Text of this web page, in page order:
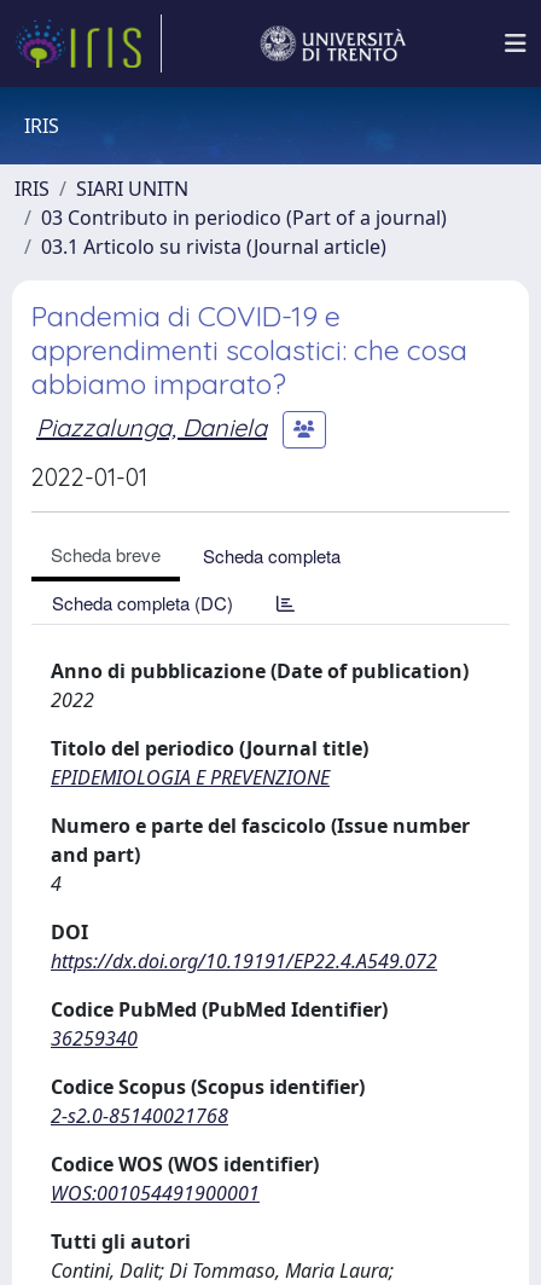
IRIS
IRIS
SIARI UNITN
03 Contributo in periodico (Part of a journal)
03.1 Articolo su rivista (Journal article)
Pandemia di COVID-19 e
apprendimenti scolastici: che cosa
abbiamo imparato?
Piazzalunga, Daniela
2022-01-01
Scheda breve
Scheda completa
Scheda completa (DC)
Anno di pubblicazione (Date of publication)
2022
Titolo del periodico (Journal title)
EPIDEMIOLOGIA E PREVENZIONE
Numero e parte del fascicolo (Issue number
and part)
4
DOI
https://dx.doi.org/10.19191/EP22.4.A549.072
Codice PubMed (PubMed Identifier)
36259340
Codice Scopus (Scopus identifier)
2-s2.0-85140021768
Codice WOS (WOS identifier)
WOS:001054491900001
Tutti gli autori
Contini, Dalit; Di Tommaso, Maria Laura;